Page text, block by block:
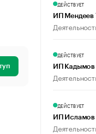
ДЕЙСТВУЕТ
ИП Мендеев
ДЕЙСТВУЕТ
ИП Кадымов
ДЕЙСТВУЕТ
ИП Исламов